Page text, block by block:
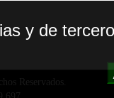
Reservados.
y de